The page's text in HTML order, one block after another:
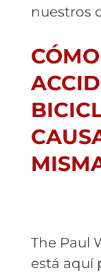
nuestros
The Paul
está aquí